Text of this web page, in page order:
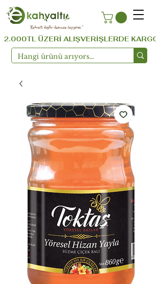
''Kahvaltı keyfini kapınıza taşıyoruz.''
2.000TL ÜZERİ ALIŞVERİŞLERDE KARGO